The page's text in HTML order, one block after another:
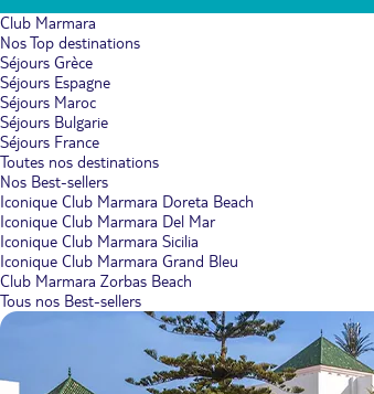
Club Marmara
Nos Top destinations
Séjours Grèce
Séjours Espagne
Séjours Maroc
Séjours Bulgarie
Séjours France
Toutes nos destinations
Nos Best-sellers
Iconique Club Marmara Doreta Beach
Iconique Club Marmara Del Mar
Iconique Club Marmara Sicilia
Iconique Club Marmara Grand Bleu
Club Marmara Zorbas Beach
Tous nos Best-sellers